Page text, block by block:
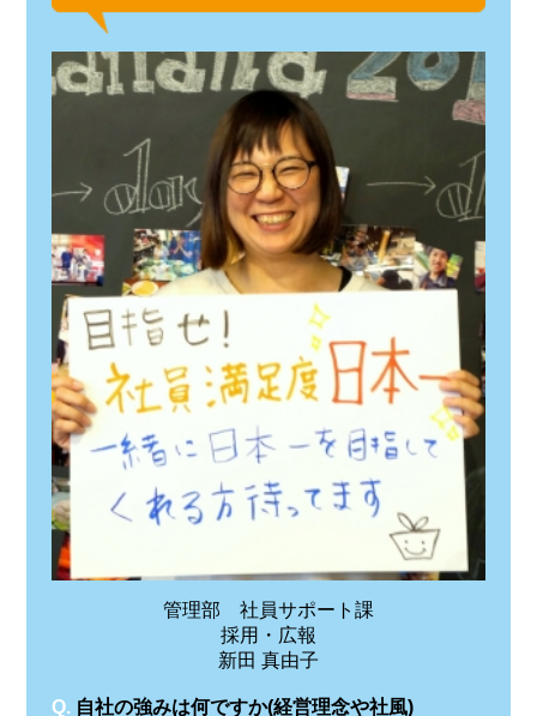
管理部 社員サポート課
採用・広報
新田 真由子
Q. 自社の強みは何ですか(経営理念や社風)